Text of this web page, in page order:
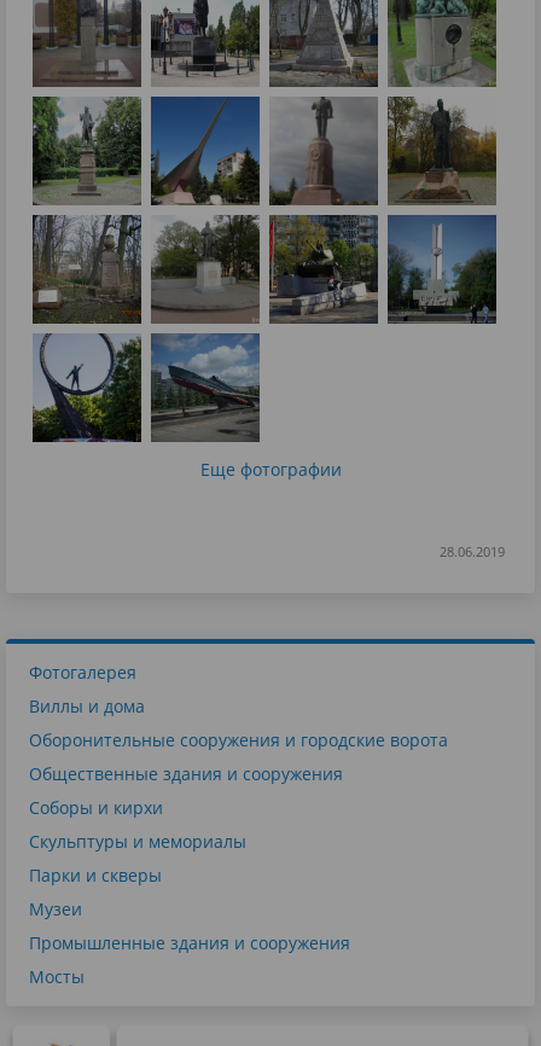
Еще фотографии
28.06.2019
Фотогалерея
Виллы и дома
Оборонительные сооружения и городские ворота
Общественные здания и сооружения
Соборы и кирхи
Скульптуры и мемориалы
Парки и скверы
Музеи
Промышленные здания и сооружения
Мосты